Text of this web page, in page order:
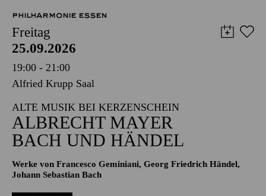
PHILHARMONIE ESSEN
Freitag
25.09.2026
19:00 - 21:00
Alfried Krupp Saal
ALTE MUSIK BEI KERZENSCHEIN
ALBRECHT MAYER
BACH UND HÄNDEL
Werke von Francesco Geminiani, Georg Friedrich Händel,
Johann Sebastian Bach